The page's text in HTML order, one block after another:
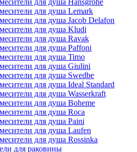
для душа Hansgrohe
для душа Lemark
для душа Jacob Delafon
для душа Kludi
для душа Ravak
для душа Paffoni
для душа Timo
для душа Giulini
для душа Swedbe
для душа Ideal Standard
для душа Wasserkraft
для душа Boheme
для душа Roca
для душа Paini
для душа Laufen
для душа Rossinka
для раковины